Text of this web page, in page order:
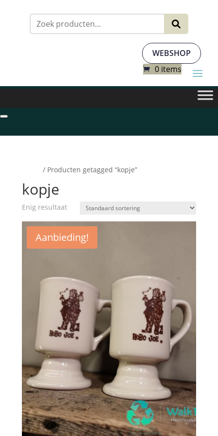
WEBSHOP
0 items
/ Producten getagged “kopje”
kopje
Enig resultaat
Aanbieding!